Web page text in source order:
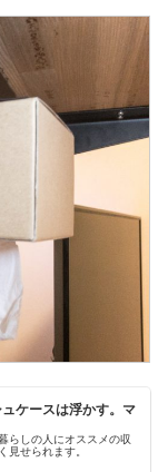
ュケースは浮かす。マ
らしの人にオススメの収
見せられます。